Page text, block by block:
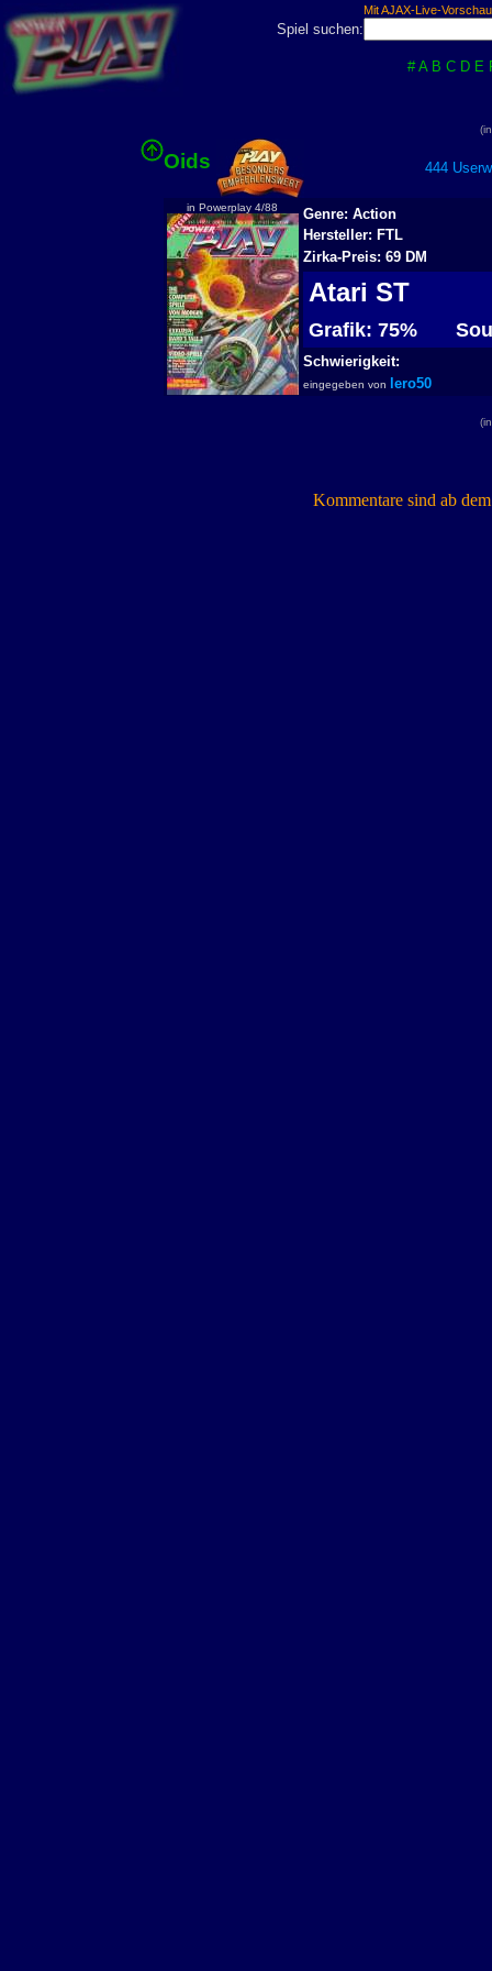
Mit AJAX-Live-
Spiel suchen:
# A B C D E
Oids 444
in Powerplay 4/88
Genre: Action
Hersteller: FTL
Zirka-Preis: 69 DM
Atari ST
Grafik: 75%
Schwierigkeit:
eingegeben von lero50
Kommentare sind ab